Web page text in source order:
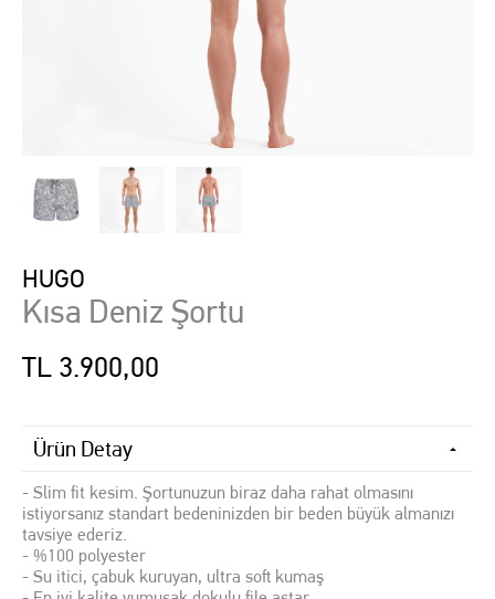
HUGO
Kısa Deniz Şortu
TL 3.900,00
Ürün Detay
- Slim fit kesim. Şortunuzun biraz daha rahat olmasını
istiyorsanız standart bedeninizden bir beden büyük almanızı
tavsiye ederiz.
- %100 polyester
- Su itici, çabuk kuruyan, ultra soft kumaş